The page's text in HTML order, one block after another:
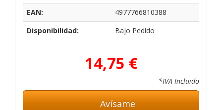
EAN:
4977766810388
Disponibilidad:
Bajo Pedido
14,75 €
*IVA Incluido
Avísame